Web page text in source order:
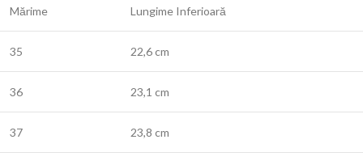
Mărime Lungime Inferioară
35 22,6 cm
36 23,1 cm
37 23,8 cm